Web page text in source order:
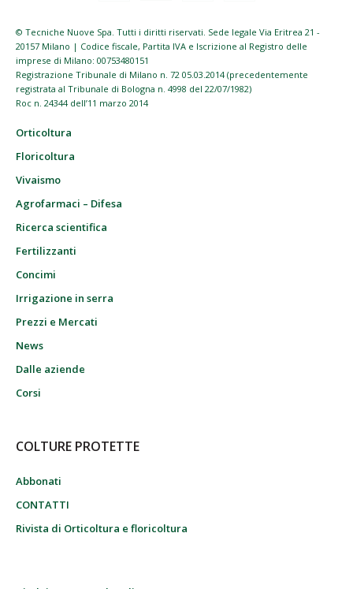
© Tecniche Nuove Spa. Tutti i diritti riservati. Sede legale Via Eritrea 21 -
20157 Milano | Codice fiscale, Partita IVA e Iscrizione al Registro delle
imprese di Milano: 00753480151
Registrazione Tribunale di Milano n. 72 05.03.2014 (precedentemente
registrata al Tribunale di Bologna n. 4998 del 22/07/1982)
Roc n. 24344 dell’11 marzo 2014
Orticoltura
Floricoltura
Vivaismo
Agrofarmaci – Difesa
Ricerca scientifica
Fertilizzanti
Concimi
Irrigazione in serra
Prezzi e Mercati
News
Dalle aziende
Corsi
COLTURE PROTETTE
Abbonati
CONTATTI
Rivista di Orticoltura e floricoltura